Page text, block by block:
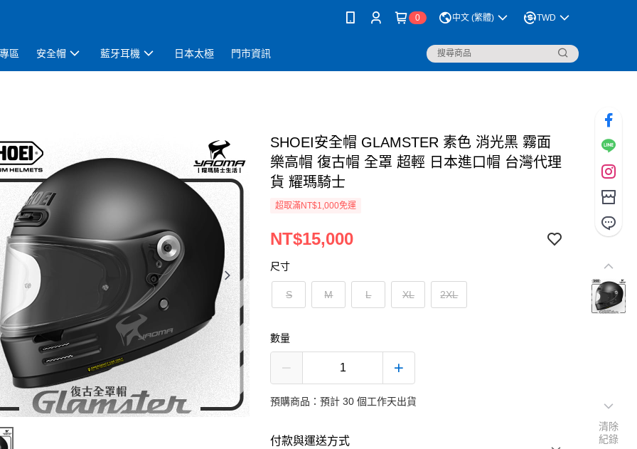
0 中文 (繁體) TWD
區 安全帽 藍牙耳機 日本太極 門市資訊
SHOEI安全帽 GLAMSTER 素色 消光黑 霧面
樂高帽 復古帽 全罩 超輕 日本進口帽 台灣代理
貨 耀瑪騎士
超取滿NT$1,000免運
NT$15,000
尺寸
S M L XL 2XL
數量
預購商品：預計 30 個工作天出貨
付款與運送方式
清除
紀錄